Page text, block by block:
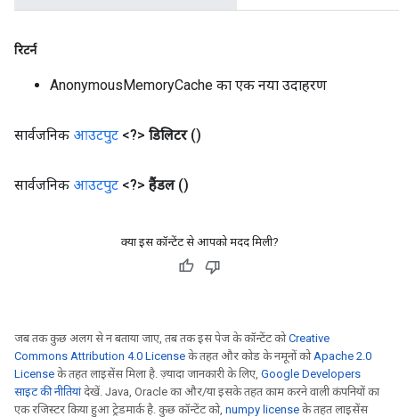
रिटर्न
AnonymousMemoryCache का एक नया उदाहरण
सार्वजनिक आउटपुट <?> डिलिटर ()
सार्वजनिक आउटपुट <?> हैंडल ()
क्या इस कॉन्टेंट से आपको मदद मिली?
जब तक कुछ अलग से न बताया जाए, तब तक इस पेज के कॉन्टेंट कोCreative
Commons Attribution 4.0 License के तहत और कोड के नमूनों कोApache 2.0
License के तहत लाइसेंस मिला है. ज़्यादा जानकारी के लिए, Google Developers
साइट की नीतियांदेखें. Java, Oracle का और/या इसके तहत काम करने वाली कंपनियों का
एक रजिस्टर किया हुआ ट्रेडमार्क है. कुछ कॉन्टेंट को, numpy license के तहत लाइसेंस